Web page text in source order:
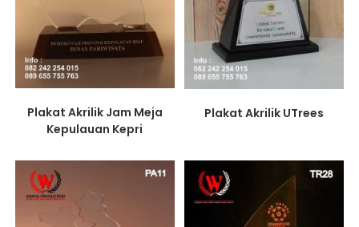
Plakat Akrilik Jam Meja
Kepulauan Kepri
Plakat Akrilik UTrees